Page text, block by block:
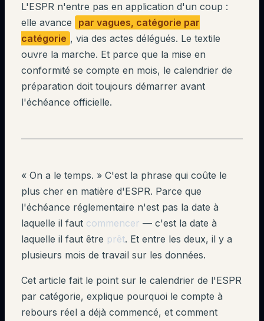
L'ESPR n'entre pas en application d'un coup :
elle avance
par vagues, catégorie par
catégorie , via des actes délégués. Le textile
ouvre la marche. Et parce que la mise en
conformité se compte en mois, le calendrier de
préparation doit toujours démarrer avant
l'échéance officielle.
« On a le temps. » C'est la phrase qui coûte le
plus cher en matière d'ESPR. Parce que
l'échéance réglementaire n'est pas la date à
laquelle il faut commencer — c'est la date à
laquelle il faut être prêt. Et entre les deux, il y a
plusieurs mois de travail sur les données.
Cet article fait le point sur le calendrier de l'ESPR
par catégorie, explique pourquoi le compte à
rebours réel a déjà commencé, et comment